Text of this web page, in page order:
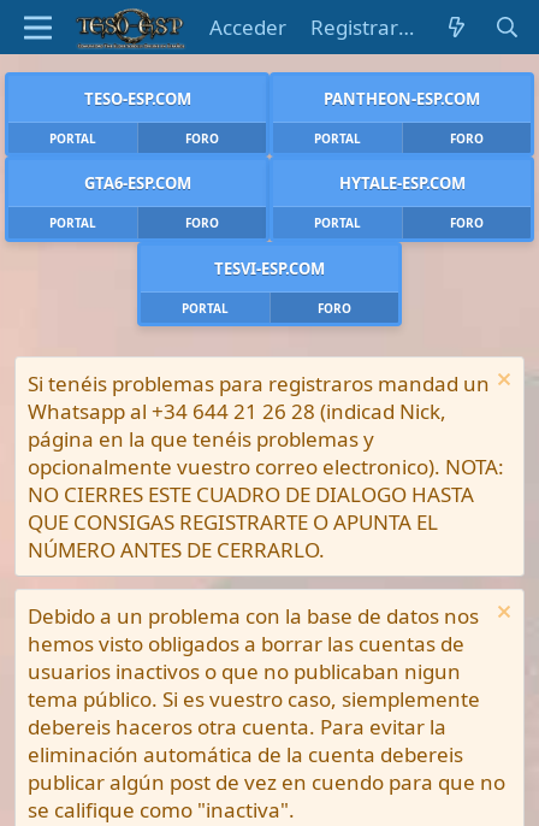
Acceder Registrarse
TESO-ESP.COM
PORTAL FORO
PANTHEON-ESP.COM
PORTAL FORO
GTA6-ESP.COM
PORTAL FORO
HYTALE-ESP.COM
PORTAL FORO
TESVI-ESP.COM
PORTAL FORO
Si tenéis problemas para registraros mandad un
Whatsapp al +34 644 21 26 28 (indicad Nick,
página en la que tenéis problemas y
opcionalmente vuestro correo electronico). NOTA:
NO CIERRES ESTE CUADRO DE DIALOGO HASTA
QUE CONSIGAS REGISTRARTE O APUNTA EL
NÚMERO ANTES DE CERRARLO.
Debido a un problema con la base de datos nos
hemos visto obligados a borrar las cuentas de
usuarios inactivos o que no publicaban nigun
tema público. Si es vuestro caso, siemplemente
debereis haceros otra cuenta. Para evitar la
eliminación automática de la cuenta debereis
publicar algún post de vez en cuendo para que no
se califique como "inactiva".